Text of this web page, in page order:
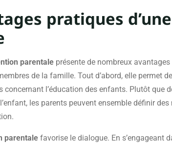
pratiques
parentale présente de nombreux
de la famille. Tout d’abord, elle permet
l’éducation des enfants. Plutôt que
les parents peuvent ensemble définir
parentale favorise le dialogue. En s’engageant